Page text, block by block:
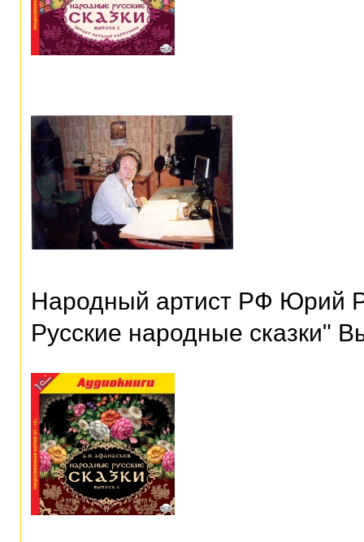
Народный артист РФ Юрий
Русские народные сказки"